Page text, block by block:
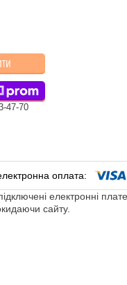
47-70
електронні
сайту.